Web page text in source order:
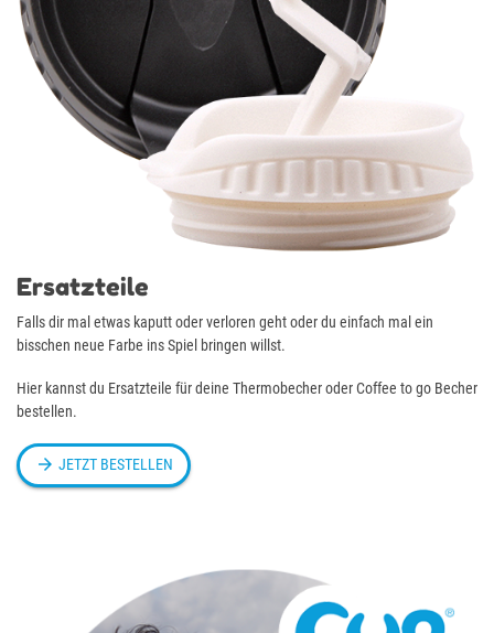
Ersatzteile
Falls dir mal etwas kaputt oder verloren geht oder du einfach mal ein
bisschen neue Farbe ins Spiel bringen willst.
Hier kannst du Ersatzteile für deine Thermobecher oder Coffee to go Becher
bestellen.
 JETZT BESTELLEN